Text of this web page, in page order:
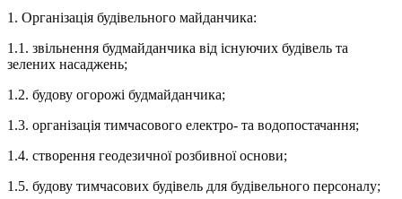
1. Організація будівельного майданчика:
1.1. звільнення будмайданчика від існуючих будівель та
зелених насаджень;
1.2. будову огорожі будмайданчика;
1.3. організація тимчасового електро- та водопостачання;
1.4. створення геодезичної розбивної основи;
1.5. будову тимчасових будівель для будівельного персоналу;